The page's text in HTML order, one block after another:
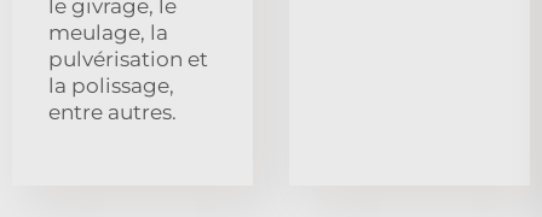
le givrage, le
meulage, la
pulvérisation et
la polissage,
entre autres.